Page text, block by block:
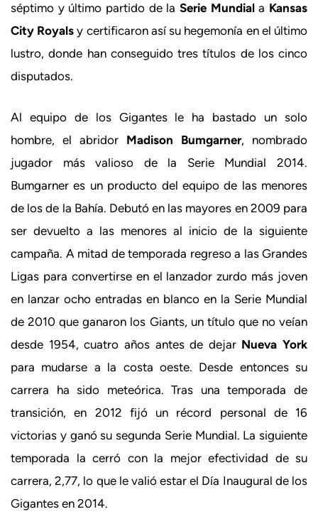
séptimo y último partido de la Serie Mundiala Kansas
City Royals y certificaron así su hegemonía en el último
lustro, donde han conseguido tres títulos de los cinco
disputados.
Al equipo de los Gigantes le ha bastado un solo
hombre, el abridor Madison Bumgarner, nombrado
jugador más valioso de la Serie Mundial 2014.
Bumgarner es un producto del equipo de las menores
de los de la Bahía. Debutó en las mayores en 2009 para
ser devuelto a las menores al inicio de la siguiente
campaña. A mitad de temporada regreso a las Grandes
Ligas para convertirse en el lanzador zurdo más joven
en lanzar ocho entradas en blanco en la Serie Mundial
de 2010 que ganaron los Giants, un título que no veían
desde 1954, cuatro años antes de dejar Nueva York
para mudarse a la costa oeste. Desde entonces su
carrera ha sido meteórica. Tras una temporada de
transición, en 2012 fijó un récord personal de 16
victorias y ganó su segunda Serie Mundial. La siguiente
temporada la cerró con la mejor efectividad de su
carrera, 2,77, lo que le valió estar el Día Inaugural de los
Gigantes en 2014.